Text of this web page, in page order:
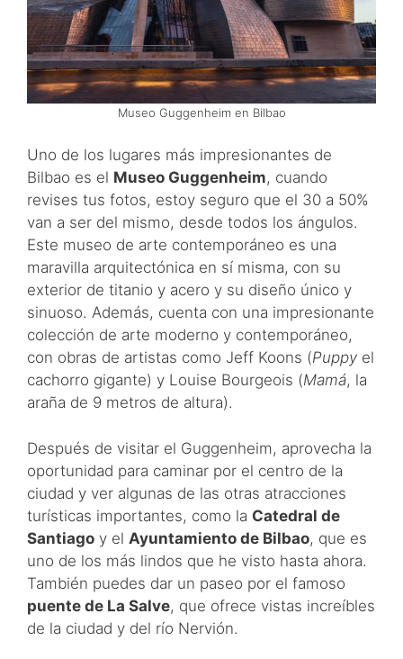
Museo Guggenheim en Bilbao
Uno de los lugares más impresionantes de
Bilbao es el Museo Guggenheim, cuando
revises tus fotos, estoy seguro que el 30 a 50%
van a ser del mismo, desde todos los ángulos.
Este museo de arte contemporáneo es una
maravilla arquitectónica en sí misma, con su
exterior de titanio y acero y su diseño único y
sinuoso. Además, cuenta con una impresionante
colección de arte moderno y contemporáneo,
con obras de artistas como Jeff Koons (Puppy el
cachorro gigante) y Louise Bourgeois (Mamá, la
araña de 9 metros de altura).
Después de visitar el Guggenheim, aprovecha la
oportunidad para caminar por el centro de la
ciudad y ver algunas de las otras atracciones
turísticas importantes, como la Catedral de
Santiago y el Ayuntamiento de Bilbao, que es
uno de los más lindos que he visto hasta ahora.
También puedes dar un paseo por el famoso
puente de La Salve, que ofrece vistas increíbles
de la ciudad y del río Nervión.